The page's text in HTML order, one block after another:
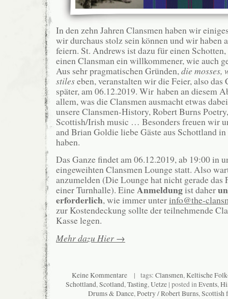
In den zehn Jahren Clansmen haben wir
wir durchaus stolz sein können und wir haben
feiern. St. Andrews ist dazu für einen
einen Clansman ein willkommener, wie auch
Aus sehr pragmatischen Gründen,die mosses,
stileseben, veranstalten wir die Feier, also
später, am 06.12.2019. Wir haben an diesem
allem, was die Clansmen ausmacht etwas
unsere Clansmen-History, Robert Burns
Scottish/Irish music … Besonders freuen wir
and Brian Goldie liebe Gäste aus Schottland
haben.
Das Ganze findet am 06.12.2019, ab 19:00 in
eingeweihten Clansmen Lounge statt. Also
anzumelden (Die Lounge hat nicht gerade das
einer Turnhalle). EineAnmeldungist daher
erforderlich, wie immer unterinfo@the-
zur Kostendeckung sollte der teilnehmende
Kasse legen.
Mehr dazu Hier →
Keine Kommentare | tags: Clansmen,Keltische
Schottland,Scotland,Tasting,Uetze| posted inEvents,
Drums & Dance,Poetry / Robert Burns,Scottish